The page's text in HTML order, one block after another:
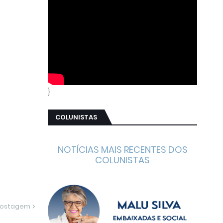
}
COLUNISTAS
NOTÍCIAS MAIS RECENTES DOS
COLUNISTAS